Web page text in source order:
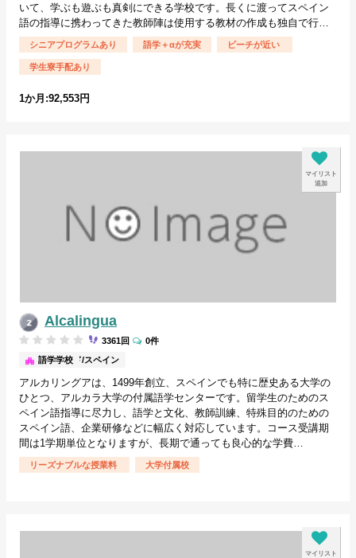
いて、学ぶも遊ぶも真剣にできる学校です。長くに渡ってスペイン
語の指導に携わってきた教師陣は使用する教材の作成も独自で行…
シニアプログラムあり 語学＋αが充実 ビーチが近い
学生寮手配あり
1か月:92,553円
マイリスト
追加
Alcalingua
マドリード/スペイン
語学学校
3361回 0件
アルカリングアは、1499年創立、スペインでも特に歴史ある大学の
ひとつ、アルカラ大学の付属語学センターです。留学生のためのス
ペイン語指導に尽力し、語学と文化、教師訓練、特殊目的のための
スペイン語、企業研修などに幅広く対応しています。コース受講期
間は1学期単位となりますが、長期で通っても良心的な学費…
リーズナブルな授業料 大学付属校
マイリスト